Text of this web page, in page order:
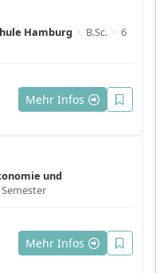
Hamburg · B.Sc. · 6
Mehr Infos
und
Semester
Mehr Infos